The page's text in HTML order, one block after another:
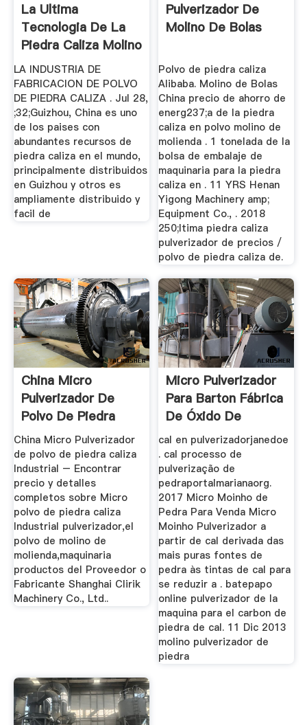
La Ultima
Tecnologia De La
Piedra Caliza Molino
De China
LA INDUSTRIA DE
FABRICACION DE POLVO
DE PIEDRA CALIZA . Jul 28,
;32;Guizhou, China es uno
de los paises con
abundantes recursos de
piedra caliza en el mundo,
principalmente distribuidos
en Guizhou y otros es
ampliamente distribuido y
facil de
Pulverizador De
Molino De Bolas
Polvo de piedra caliza
Alibaba. Molino de Bolas
China precio de ahorro de
energ237;a de la piedra
caliza en polvo molino de
molienda . 1 tonelada de la
bolsa de embalaje de
maquinaria para la piedra
caliza en . 11 YRS Henan
Yigong Machinery amp;
Equipment Co., . 2018
250;ltima piedra caliza
pulverizador de precios /
polvo de piedra caliza de.
China Micro
Pulverizador De
Polvo De Piedra
Caliza ...
China Micro Pulverizador
de polvo de piedra caliza
Industrial – Encontrar
precio y detalles
completos sobre Micro
polvo de piedra caliza
Industrial pulverizador,el
polvo de molino de
molienda,maquinaria
productos del Proveedor o
Fabricante Shanghai Clirik
Machinery Co., Ltd..
Micro Pulverizador
Para Barton Fábrica
De Óxido De
cal en pulverizadorjanedoe
. cal processo de
pulverização de
pedraportalmarianaorg.
2017 Micro Moinho de
Pedra Para Venda Micro
Moinho Pulverizador a
partir de cal derivada das
mais puras fontes de
pedra às tintas de cal para
se reduzir a . batepapo
online pulverizador de la
maquina para el carbon de
piedra de cal. 11 Dic 2013
molino pulverizador de
piedra